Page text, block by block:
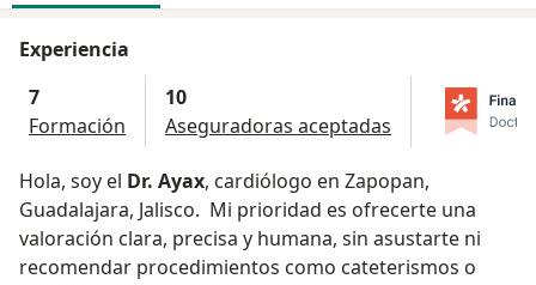
Experiencia
7
Formación
10
Aseguradoras aceptadas
Hola, soy el Dr. Ayax, cardiólogo en Zapopan,
Guadalajara, Jalisco. Mi prioridad es ofrecerte una
valoración clara, precisa y humana, sin asustarte ni
recomendar procedimientos como cateterismos o